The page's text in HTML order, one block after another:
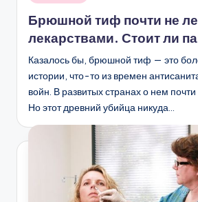
Брюшной тиф почти не
лекарствами. Стоит ли
Казалось бы, брюшной тиф — это
истории, что-то из времен
войн. В развитых странах о нем
Но этот древний убийца никуда…